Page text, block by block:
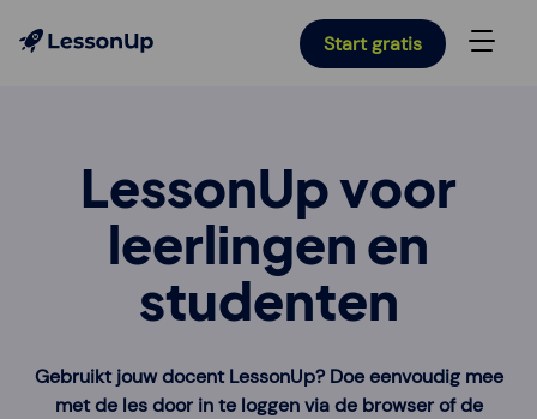
Start gratis
LessonUp voor
leerlingen en
studenten
Gebruikt jouw docent LessonUp? Doe eenvoudig mee
met de les door in te loggen via de browser of de